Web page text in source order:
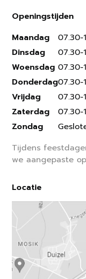
Openingstijden
Maandag
Dinsdag
Woensdag
Donderdag
Vrijdag
Zaterdag
Zondag
07.30-
07.30-
07.30-
07.30-
07.30-
07.30-
Tijdens
we aangepaste
Locatie